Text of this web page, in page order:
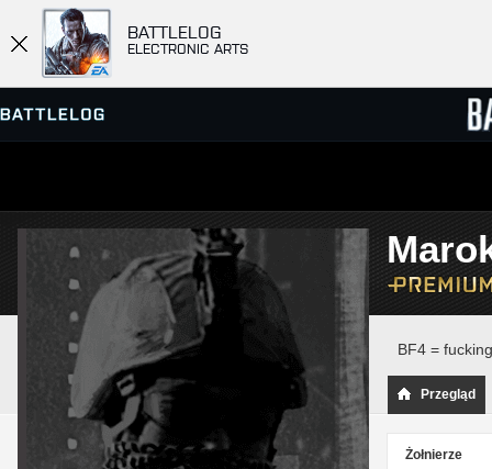
BATTLELOG
ELECTRONIC ARTS
PRZEGLĄDARKA SERWERÓW
BF4 =
Przegląd
Żołnierze